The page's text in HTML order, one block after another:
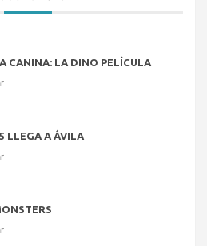
CANINA: LA DINO PELÍCULA
LLEGA A ÁVILA